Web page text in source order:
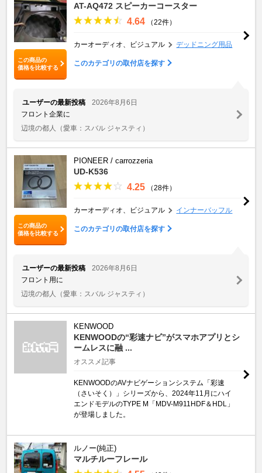
この商品の
価格を比較する
AT-AQ472 スピーカーコースター
4.64 （22件）
カーオーディオ、ビジュアル デッドニング用品
このカテゴリの取付店を探す
ユーザーの最新投稿
2026年8月6日
フロント企業に
辺境の都人
（愛車：スバル ジャスティ）
この商品の
価格を比較する
PIONEER / carrozzeria
UD-K536
4.25 （28件）
カーオーディオ、ビジュアル インナーバッフル
このカテゴリの取付店を探す
ユーザーの最新投稿
2026年8月6日
フロント用に
辺境の都人
（愛車：スバル ジャスティ）
KENWOOD
KENWOODの“彩速ナビ”がスマホアプリとシ
ームレスに融 ...
オススメ記事
KENWOODのAVナビゲーションシステム「彩速
（さいそく）」シリーズから、2024年11月にハイ
エンドモデルのTYPE M「MDV-M911HDF＆HDL」
が登場しました。
ルノー(純正)
マルチルーフレール